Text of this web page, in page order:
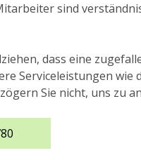
sind
dass eine
Serviceleistungen wie
Sie nicht, uns zu